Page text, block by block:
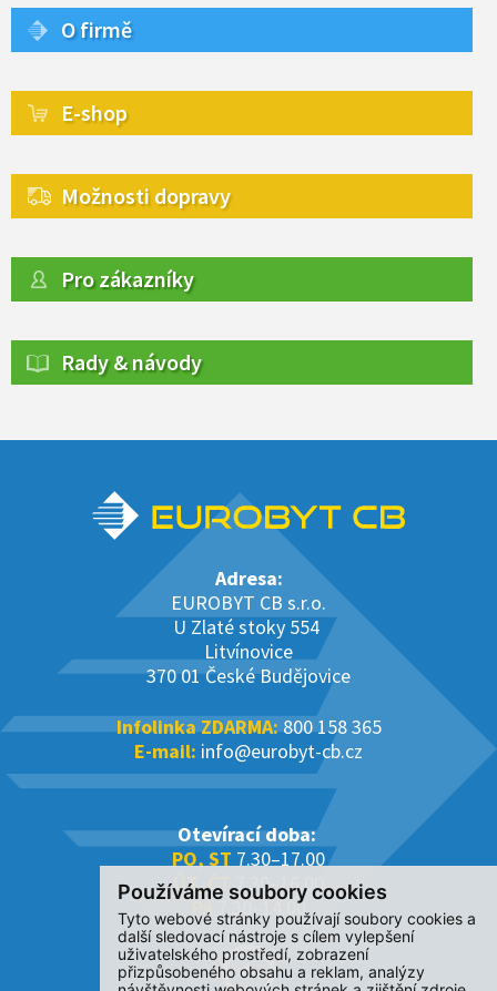
Používáme soubory cookies
Tyto webové stránky používají soubory cookies a
další sledovací nástroje s cílem vylepšení
uživatelského prostředí, zobrazení
přizpůsobeného obsahu a reklam, analýzy
O firmě
E-shop
Možnosti dopravy
Pro zákazníky
Rady & návody
Adresa:
EUROBYT CB s.r.o.
U Zlaté stoky 554
Litvínovice
370 01 České Budějovice
Infolinka ZDARMA:800 158 365
E-mail: info@eurobyt-cb.cz
Otevírací doba:
PO, ST 7.30–17.00
ÚT, ČT7.30–16.00
PÁ7.30–14.00